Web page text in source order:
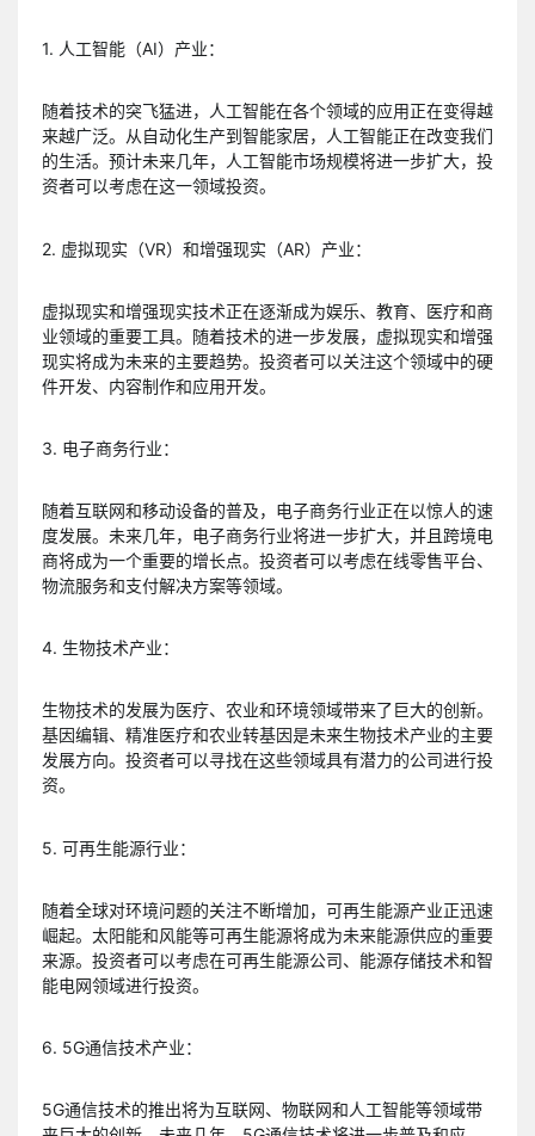
1. 人工智能（AI）产业：
随着技术的突飞猛进，人工智能在各个领域的应用正在变得越
来越广泛。从自动化生产到智能家居，人工智能正在改变我们
的生活。预计未来几年，人工智能市场规模将进一步扩大，投
资者可以考虑在这一领域投资。
2. 虚拟现实（VR）和增强现实（AR）产业：
虚拟现实和增强现实技术正在逐渐成为娱乐、教育、医疗和商
业领域的重要工具。随着技术的进一步发展，虚拟现实和增强
现实将成为未来的主要趋势。投资者可以关注这个领域中的硬
件开发、内容制作和应用开发。
3. 电子商务行业：
随着互联网和移动设备的普及，电子商务行业正在以惊人的速
度发展。未来几年，电子商务行业将进一步扩大，并且跨境电
商将成为一个重要的增长点。投资者可以考虑在线零售平台、
物流服务和支付解决方案等领域。
4. 生物技术产业：
生物技术的发展为医疗、农业和环境领域带来了巨大的创新。
基因编辑、精准医疗和农业转基因是未来生物技术产业的主要
发展方向。投资者可以寻找在这些领域具有潜力的公司进行投
资。
5. 可再生能源行业：
随着全球对环境问题的关注不断增加，可再生能源产业正迅速
崛起。太阳能和风能等可再生能源将成为未来能源供应的重要
来源。投资者可以考虑在可再生能源公司、能源存储技术和智
能电网领域进行投资。
6. 5G通信技术产业：
5G通信技术的推出将为互联网、物联网和人工智能等领域带